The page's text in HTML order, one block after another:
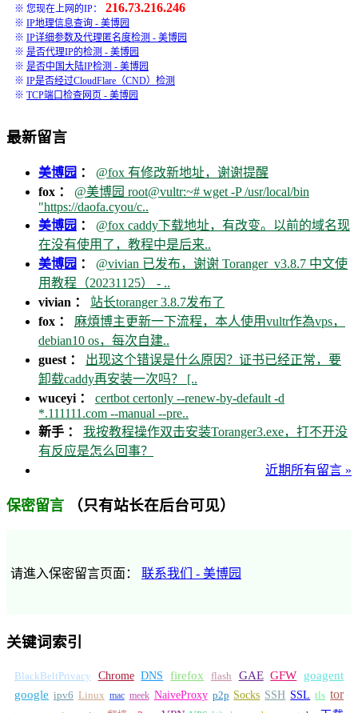
※ 您现在上网的IP： 216.73.216.246
※ IP地理信息查询 - 美博园
※ IP详细参数及代理匿名度检测 - 美博园
※ 是否代理IP的检测 - 美博园
※ 是否中国大陆IP检测 - 美博园
※ IP是否经过CloudFlare（CND）检测
※ TCP端口检查网页 - 美博园
最新留言
美博园 ： @fox 有修改新地址，谢谢提醒
fox ： @美博园 root@vultr:~# wget -P /usr/local/bin
"https://daofa.cyou/c..
美博园 ： @fox caddy下载地址，有改变。以前的域名现
在没有使用了，教程中是后来..
美博园 ： @vivian 已发布，谢谢 Toranger_v3.8.7 中文使
用教程（20231125） - ..
vivian ： 站长toranger 3.8.7发布了
fox ： 麻煩博主更新一下流程，本人使用vultr作為vps，
debian10 os，每次自建..
guest ： 出现这个错误是什么原因？证书已经正常，要
卸载caddy再安装一次吗？ [..
wuceyi ： certbot certonly --renew-by-default -d
*.111111.com --manual --pre..
新手 ： 我按教程操作双击安装Toranger3.exe，打不开没
有反应是怎么回事？
近期所有留言 »
保密留言 （只有站长在后台可见）
请進入保密留言页面： 联系我们 - 美博园
关键词索引
BlackBeltPrivacy Chrome DNS firefox flash GAE GFW
goagent
google ipv6 Linux mac meek NaiveProxy p2p Socks SSH SSL tls tor